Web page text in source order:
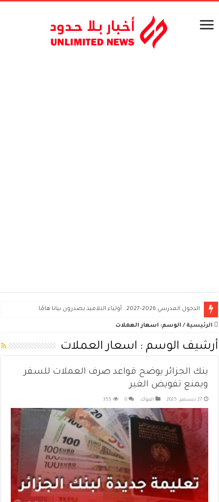
سونلغاز.. هكذا يتم تخفيض فاتورة الكهرباء خلال الصيف
الرئيسية / الوسم: اسعار العملات
أرشيف الوسم : اسعار العملات
بنك الجزائر يوضح قواعد صرف العملات للسفر
ويمنع تفويض الغير
27 ديسمبر، 2025 البنوك 0
355